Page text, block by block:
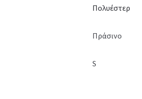
Πολυέστερ
Πράσινο
S